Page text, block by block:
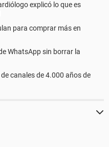
explicó lo que es
para comprar más en
WhatsApp sin borrar la
canales de 4.000 años de